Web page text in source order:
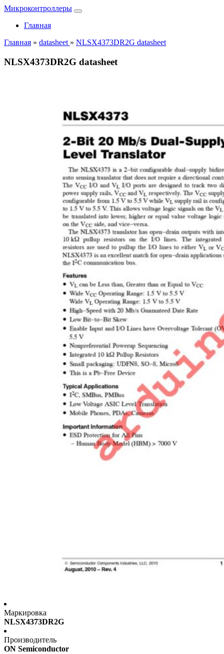
Микроконтроллеры
Главная
Главная » datasheet » NLSX4373DR2G datasheet
NLSX4373DR2G datasheet
Маркировка
NLSX4373DR2G
Производитель
ON Semiconductor